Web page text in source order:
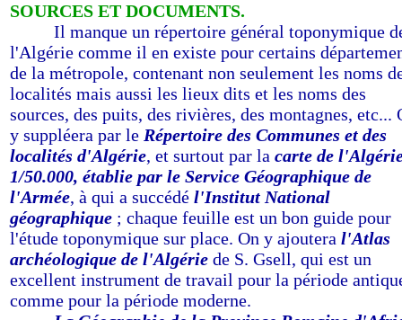
SOURCES ET DOCUMENTS.
Il manque un répertoire général toponymique
l'Algérie comme il en existe pour certains
de la métropole, contenant non seulement les noms
localités mais aussi les lieux dits et les noms des
sources, des puits, des rivières, des montagnes, etc...
y suppléera par le Répertoire des Communes et des
localités d'Algérie, et surtout par la carte de
1/50.000, établie par le Service Géographique de
l'Armée, à qui a succédé l'Institut National
géographique ; chaque feuille est un bon guide pour
l'étude toponymique sur place. On y ajoutera l'Atlas
archéologique de l'Algérie de S. Gsell, qui est un
excellent instrument de travail pour la période
comme pour la période moderne.